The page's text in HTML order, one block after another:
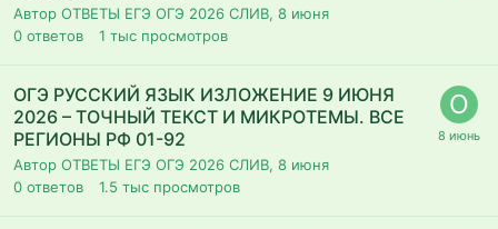
Автор ОТВЕТЫ ЕГЭ ОГЭ 2026 СЛИВ, 8 июня
0 ответов 1 тыс просмотров
ОГЭ РУССКИЙ ЯЗЫК ИЗЛОЖЕНИЕ 9 ИЮНЯ
2026 – ТОЧНЫЙ ТЕКСТ И МИКРОТЕМЫ. ВСЕ
РЕГИОНЫ РФ 01-92
Автор ОТВЕТЫ ЕГЭ ОГЭ 2026 СЛИВ, 8 июня
0 ответов 1.5 тыс просмотров